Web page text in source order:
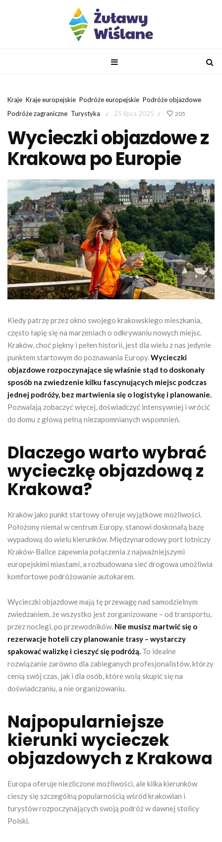
Kraje Kraje europejskie Podróże europejskie Podróże objazdowe
Podróże zagraniczne Turystyka / 25 lipca 2025 / 205
Wycieczki objazdowe z
Krakowa po Europie
Kiedy patrzę przez okno swojego krakowskiego mieszkania,
często łapię się na marzeniach o odkrywaniu nowych miejsc.
Kraków, choć piękny i pełen historii, jest dla wielu z nas jedynie
punktem startowym do poznawania Europy.Wycieczki
objazdowe rozpoczynające się właśnie stąd to doskonały
sposób na zwiedzenie kilku fascynujących miejsc podczas
jednej podróży, bez martwienia się o logistykę i planowanie.
Pozwalają zobaczyć więcej, doświadczyć intensywniej i wrócić
do domu z głową pełną niezapomnianych wspomnień.
Dlaczego warto wybrać
wycieczkę objazdową z
Krakowa?
Kraków jako punkt startowy oferuje wyjątkowe możliwości.
Położony niemal w centrum Europy, stanowi doskonałą bazę
wypadową do wielu kierunków. Międzynarodowy port lotniczy
Kraków-Balice zapewnia połączenia z najważniejszymi
europejskimi miastami, a rozbudowana sieć drogowa umożliwia
komfortowe podróżowanie autokarem.
Wycieczki objazdowe mają tę przewagę nad samodzielnym
zwiedzaniem, że wszystko jest zorganizowane – od transportu,
przez noclegi, po przewodników. Nie musisz martwić się o
rezerwacje hoteli czy planowanie trasy – wystarczy
spakować walizkę i cieszyć się podróżą. To idealne
rozwiązanie zarówno dla zabieganych profesjonalistów, którzy
cenią swój czas, jak i dla osób, które wolą skupić się na
doświadczaniu, a nie organizowaniu.
Najpopularniejsze
kierunki wycieczek
objazdowych z Krakowa
Europa oferuje niezliczone możliwości, ale kilka kierunków
cieszy się szczególną popularnością wśród krakowian i
turystów rozpoczynających swoją podróż w dawnej stolicy
Polski.